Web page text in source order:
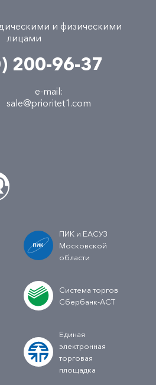
и физическими
лицами
200-96-37
e-mail:
sale@prioritet1.com
ПИК и ЕАСУЗ
Московской
области
Система торгов
Сбербанк-АСТ
Единая
электронная
торговая
площадка